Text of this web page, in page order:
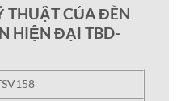
THUẬT CỦA ĐÈN
HIỆN ĐẠI TBD-